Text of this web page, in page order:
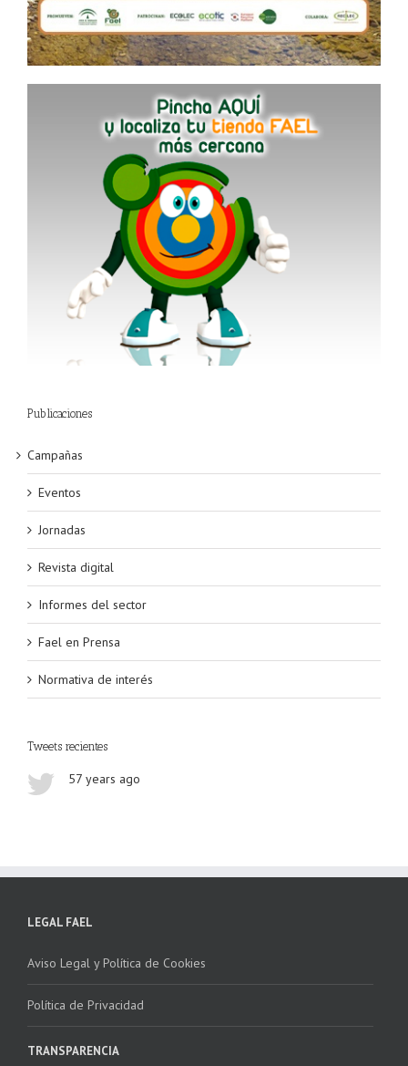
Publicaciones
Campañas
Eventos
Jornadas
Revista digital
Informes del sector
Fael en Prensa
Normativa de interés
Tweets recientes
57 years ago
LEGAL FAEL
Aviso Legal y Política de Cookies
Política de Privacidad
TRANSPARENCIA